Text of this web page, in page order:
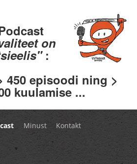
on
:
450 episoodi ning >
kuulamise ...
Minust Kontakt